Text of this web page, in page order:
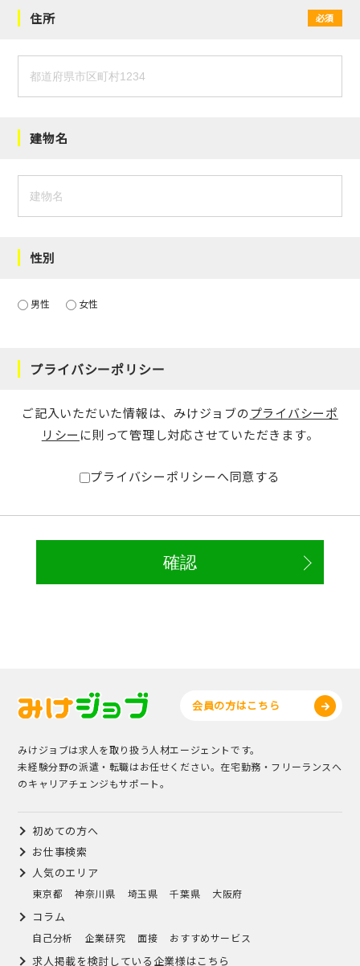
住所 必須
建物名
性別
男性 女性
プライバシーポリシー
ご記入いただいた情報は、みけジョブのプライバシーポ
リシー に則って管理し対応させていただきます。
プライバシーポリシーへ同意する
会員の方はこちら
みけジョブは求人を取り扱う人材エージェントです。
未経験分野の派遣・転職はお任せください。在宅勤務・フリーランスへ
のキャリアチェンジもサポート。
初めての方へ
お仕事検索
人気のエリア
東京都 神奈川県 埼玉県 千葉県 大阪府
コラム
自己分析 企業研究 面接 おすすめサービス
求人掲載を検討している企業様はこちら